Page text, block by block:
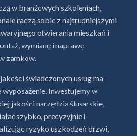
w branżowych szkoleniach,
radzą sobie z najtrudniejszymi
otwierania mieszkań i
wymianę i naprawę
zamków.
świadczonych usług ma
Inwestujemy w
jakości narzędzia ślusarskie,
szybko, precyzyjnie i
ryzyko uszkodzeń drzwi,